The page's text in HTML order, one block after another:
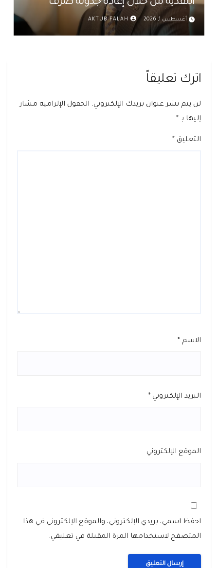
النقدية من خلال إعادة جدولة صرف
رواتب الموظفين في العراق د. عمر حميد
أغسطس 1, 2026 AKTUB FALAH
اترك تعليقاً
لن يتم نشر عنوان بريدك الإلكتروني. الحقول الإلزامية مشار
إليها بـ *
التعليق *
الاسم *
البريد الإلكتروني *
الموقع الإلكتروني
احفظ اسمي، بريدي الإلكتروني، والموقع الإلكتروني في هذا
المتصفح لاستخدامها المرة المقبلة في تعليقي.